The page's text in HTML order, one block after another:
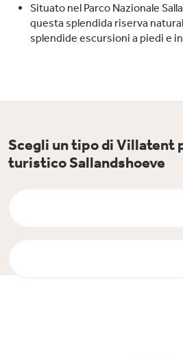
Situato nel Parco Nazionale
questa splendida riserva
splendide escursioni a piedi e
Scegli un tipo di Villatent
turistico Sallandshoeve